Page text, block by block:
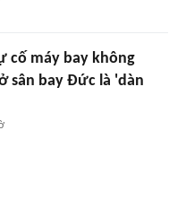
cố máy bay không
sân bay Đức là 'dàn